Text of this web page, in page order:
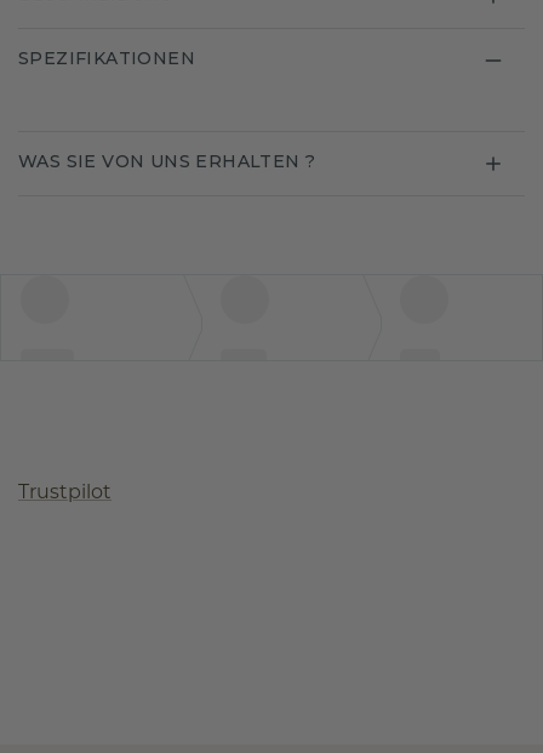
SPEZIFIKATIONEN
WAS SIE VON UNS ERHALTEN ?
Trustpilot